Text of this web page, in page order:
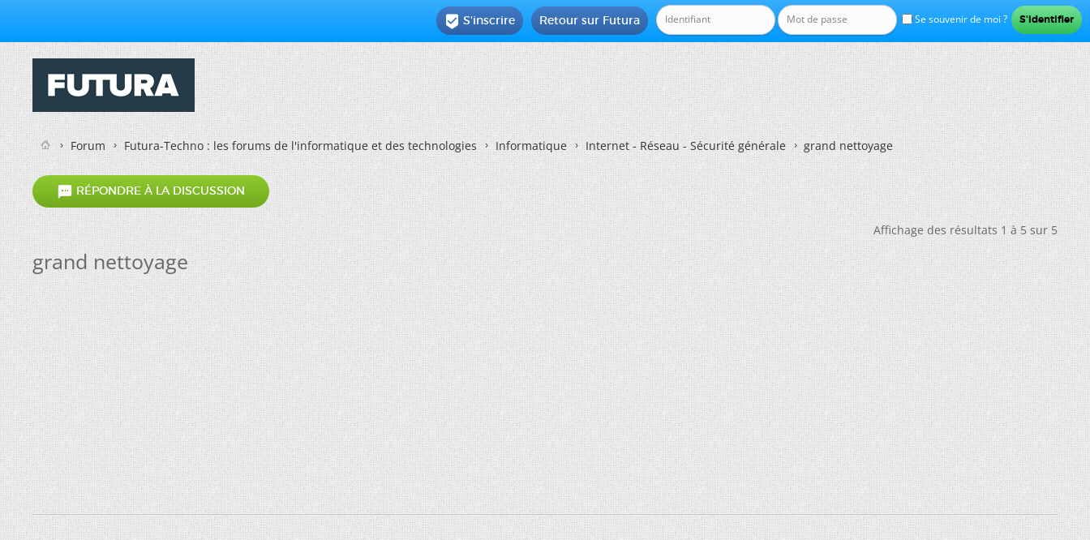
Se souvenir de moi ?
Retour sur Futura
 S'inscrire
Forum Futura-Techno : les forums de l'informatique et des technologies Informatique Internet - Réseau - Sécurité générale grand nettoyage
 RÉPONDRE À LA DISCUSSION
Affichage des résultats 1 à 5 sur 5
grand nettoyage